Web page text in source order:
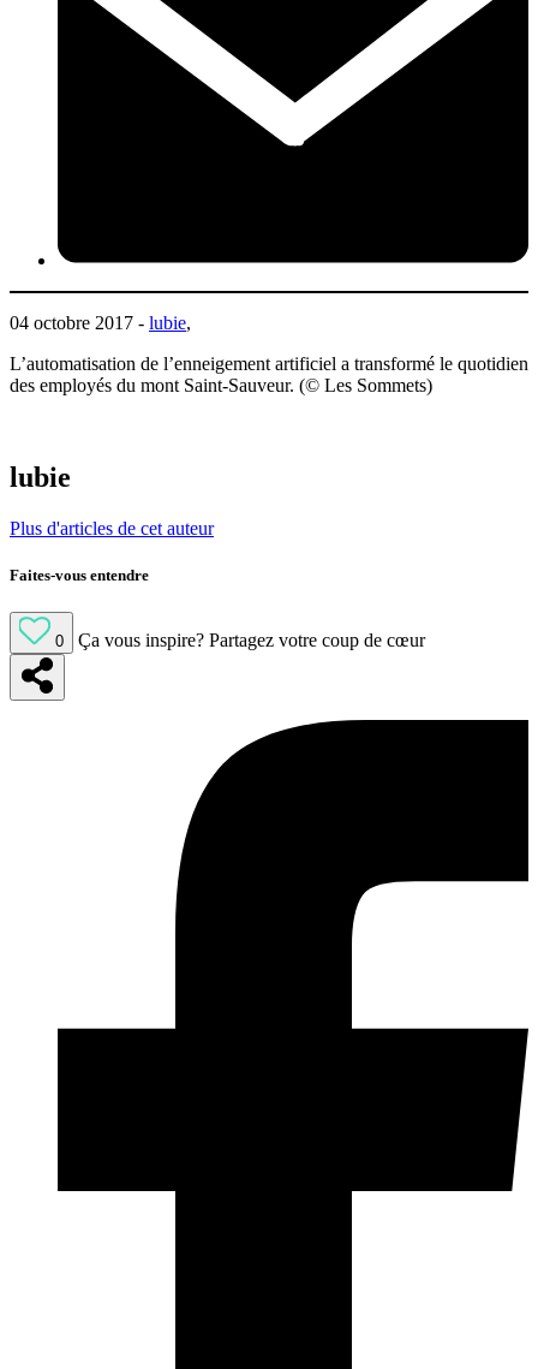
04 octobre 2017 - lubie,
L’automatisation de l’enneigement artificiel a transformé le quotidien
des employés du mont Saint-Sauveur. (© Les Sommets)
lubie
Plus d'articles de cet auteur
Faites-vous entendre
0 Ça vous inspire? Partagez votre coup de cœur